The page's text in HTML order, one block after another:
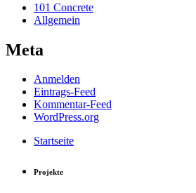
101 Concrete
Allgemein
Meta
Anmelden
Eintrags-Feed
Kommentar-Feed
WordPress.org
Startseite
Projekte